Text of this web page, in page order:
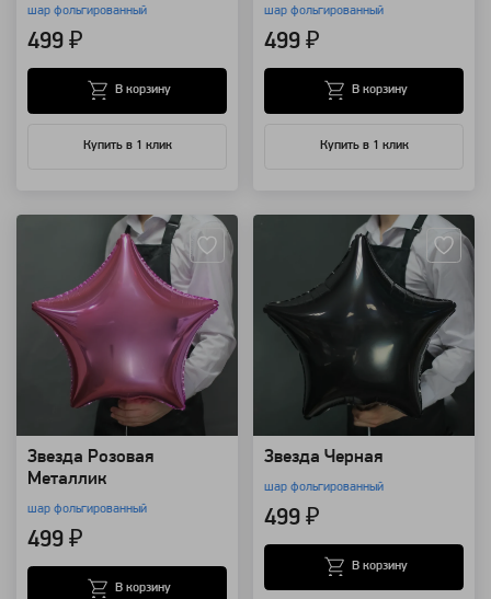
шар фольгированный
499 ₽
Купить в 1 клик
В корзину
шар фольгированный
499 ₽
Купить в 1 клик
В корзину
Звезда Розовая
Металлик
шар фольгированный
499 ₽
В корзину
Звезда Черная
шар фольгированный
499 ₽
В корзину